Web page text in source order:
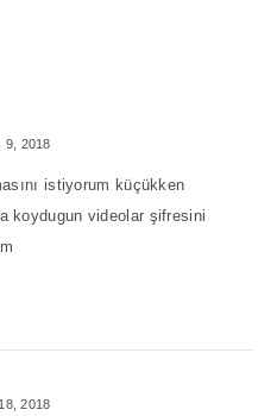
9, 2018
istiyorum küçükken
koydugun videolar şifresini
2018